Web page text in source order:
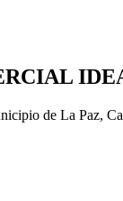
de La Paz,